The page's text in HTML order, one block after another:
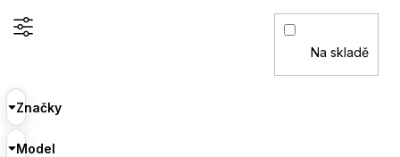
Na skladě
Značky
Model